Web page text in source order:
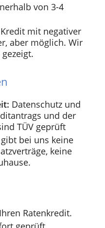
von 3-4
mit negativer
aber möglich. Wir
Datenschutz und
und der
TÜV geprüft
bei uns keine
keine
Ratenkredit.